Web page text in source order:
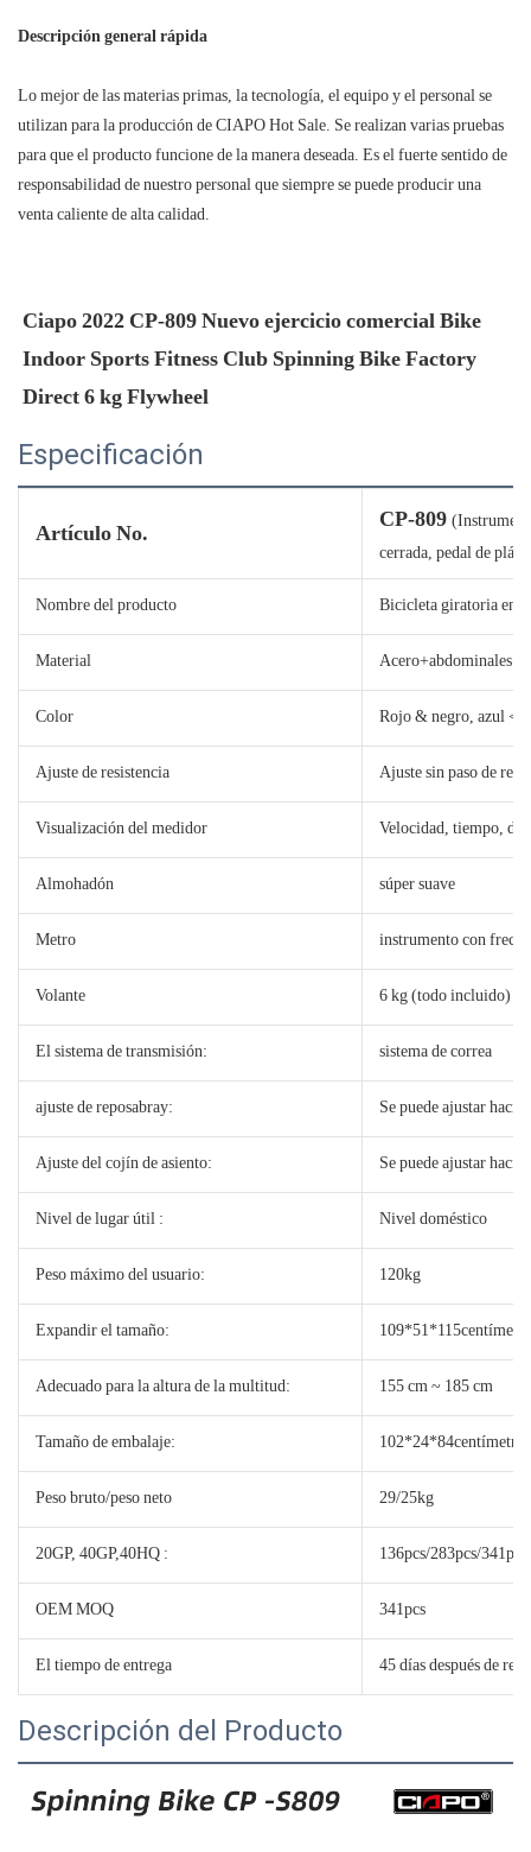
Descripción general rápida
Lo mejor de las materias primas, la tecnología, el equipo y el personal se
utilizan para la producción de CIAPO Hot Sale. Se realizan varias pruebas
para que el producto funcione de la manera deseada. Es el fuerte sentido de
responsabilidad de nuestro personal que siempre se puede producir una
venta caliente de alta calidad.
Ciapo 2022 CP-809 Nuevo ejercicio comercial Bike
Indoor Sports Fitness Club Spinning Bike Factory
Especificación
Artículo No.
CP-809
cerrada, pedal de
Nombre del producto Bicicleta giratoria en
Material Acero+abdominales
Color Rojo & negro, azul
Ajuste de resistencia Ajuste sin paso de
Visualización del medidor Velocidad, tiempo,
Almohadón súper suave
Metro instrumento con
Volante 6 kg (todo incluido)
El sistema de transmisión: sistema de correa
ajuste de reposabray: Se puede ajustar
Ajuste del cojín de asiento: Se puede ajustar hacia
Nivel de lugar útil : Nivel doméstico
Peso máximo del usuario: 120kg
Expandir el tamaño: 109*51*115centímetro
Adecuado para la altura de la multitud: 155 cm ~ 185 cm
Tamaño de embalaje: 102*24*84centímetro
Peso bruto/peso neto 29/25kg
20GP, 40GP,40HQ : 136pcs/283pcs/341pcs
OEM MOQ 341pcs
El tiempo de entrega 45 días después de
Descripción del Producto